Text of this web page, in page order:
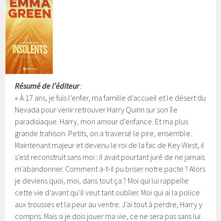
Résumé de l’éditeur:
« À 17 ans, je fuis l’enfer, ma famille d’accueil et le désert du
Nevada pour venir retrouver Harry Quinn sur son île
paradisiaque. Harry, mon amour d’enfance. Et ma plus
grande trahison. Petits, on a traversé le pire, ensemble.
Maintenant majeur et devenu le roi de la fac de Key West, il
s’est reconstruit sans moi : il avait pourtant juré de ne jamais
m’abandonner. Comment a-t-il pu briser notre pacte ? Alors
je deviens quoi, moi, dans tout ça ? Moi qui lui rappelle
cette vie d’avant qu’il veut tant oublier. Moi qui ai la police
aux trousses et la peur au ventre. J’ai tout à perdre, Harry y
compris. Mais si je dois jouer ma vie, ce ne sera pas sans lui.